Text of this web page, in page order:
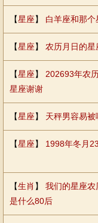
【星座】 白羊座和那个
【星座】 农历月日的星
【星座】 202693年农
星座谢谢
【星座】 天秤男容易
【星座】 1998年冬月
【生肖 】 我们的星座农
是什么80后